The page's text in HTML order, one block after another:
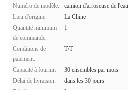
Numéro de modèle:
camion d'arroseuse de
Lieu d'origine:
La Chine
Quantité minimum
de commande:
1
Conditions de
paiement:
T/T
Capacité à fournir:
30 ensembles par mois
Délai de livraison:
dans les 30 jours